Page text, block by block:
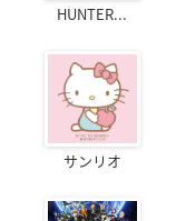
HUNTER...
サンリオ